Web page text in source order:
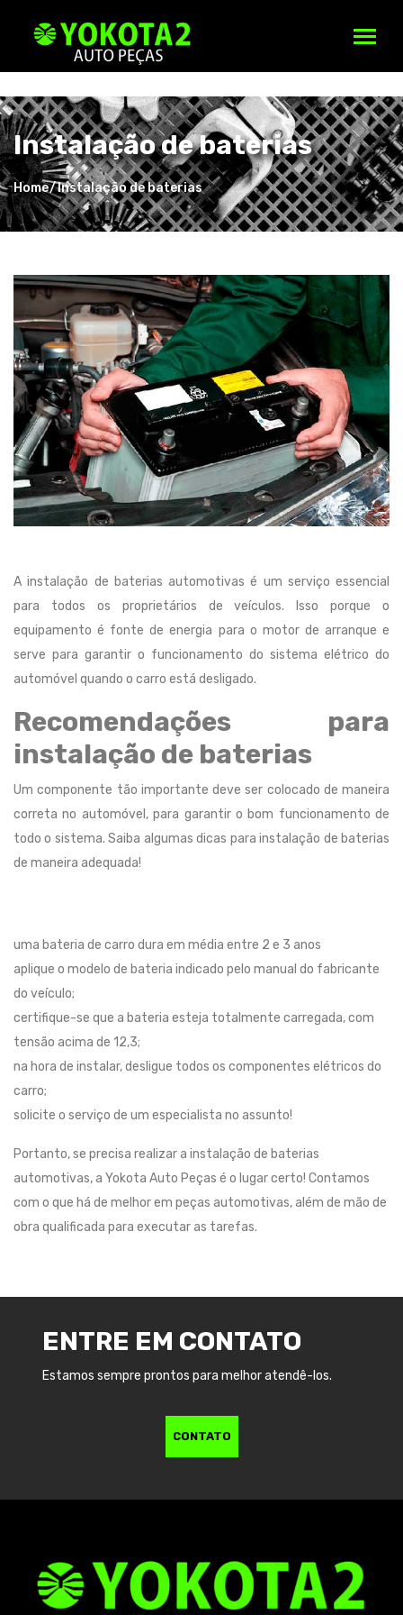
Instalação de baterias
Home Instalação de baterias
A instalação de baterias automotivas é um serviço essencial
para todos os proprietários de veículos. Isso porque o
equipamento é fonte de energia para o motor de arranque e
serve para garantir o funcionamento do sistema elétrico do
automóvel quando o carro está desligado.
Recomendações para
instalação de baterias
Um componente tão importante deve ser colocado de maneira
correta no automóvel, para garantir o bom funcionamento de
todo o sistema. Saiba algumas dicas para instalação de baterias
de maneira adequada!
uma bateria de carro dura em média entre 2 e 3 anos
aplique o modelo de bateria indicado pelo manual do fabricante
do veículo;
certifique-se que a bateria esteja totalmente carregada, com
tensão acima de 12,3;
na hora de instalar, desligue todos os componentes elétricos do
carro;
solicite o serviço de um especialista no assunto!
Portanto, se precisa realizar a instalação de baterias
automotivas, a Yokota Auto Peças é o lugar certo! Contamos
com o que há de melhor em peças automotivas, além de mão de
obra qualificada para executar as tarefas.
ENTRE EM CONTATO
Estamos sempre prontos para melhor atendê-los.
CONTATO